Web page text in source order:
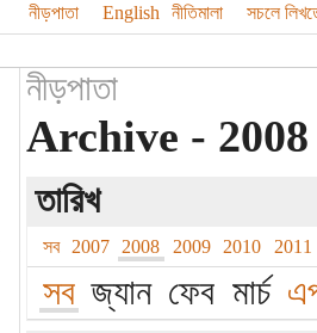
নীড়পাতা
English নীতিমালা সচলে
নীড়পাতা
Archive - 2008 -
তারিখ
সব 2007 2008 2009 2010 2011
সব জ্যান ফেব মার্চ